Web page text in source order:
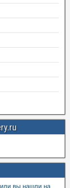
вы нашли на